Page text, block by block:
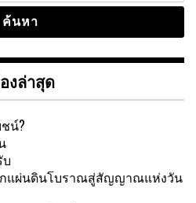
งล่าสุด
น์?
กแผ่นดินโบราณสู่สัญญาณแห่งวัน